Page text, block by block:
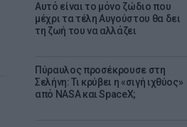
Αυτό είναι το μόνο ζώδιο που
μέχρι τα τέλη Αυγούστου θα δει
τη ζωή του να αλλάζει
Πύραυλος προσέκρουσε στη
Σελήνη: Τι κρύβει η «σιγή ιχθύος»
από NASA και SpaceX;